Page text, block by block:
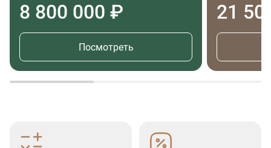
8 800 000 ₽
Посмотреть
21